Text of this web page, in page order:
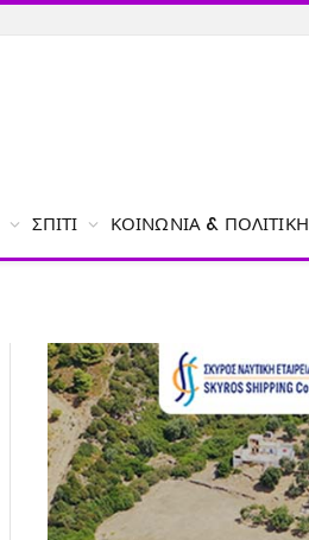
ΣΠΊΤΙ ΚΟΙΝΩΝΊΑ & ΠΟΛΙΤΙΚΉ